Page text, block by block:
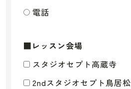
電話
■レッスン会場
スタジオセプト高蔵寺
2ndスタジオセプト鳥居松